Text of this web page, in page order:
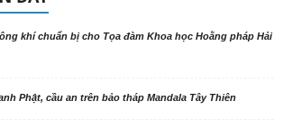
khí chuẩn bị cho Tọa đàm Khoa học Hoằng pháp Hải
Phật, cầu an trên bảo tháp Mandala Tây Thiên